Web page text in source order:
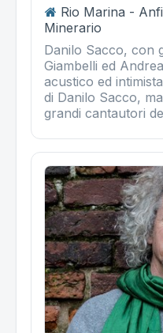
Rio Marina -
Minerario
Danilo Sacco, con
Giambelli ed
acustico ed
di Danilo Sacco,
grandi cantautori